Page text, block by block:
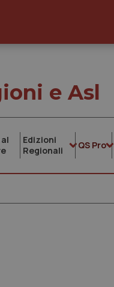
e Asl
Edizioni
Regionali
QS Pro